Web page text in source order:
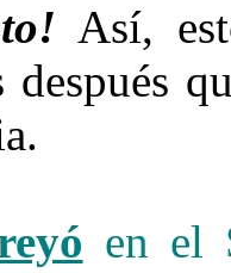
Así,
después
en el